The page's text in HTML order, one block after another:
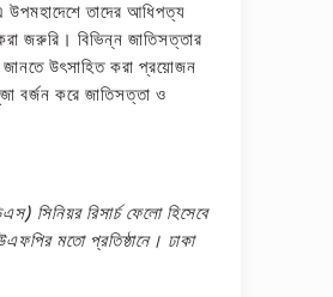
উপমহাদেশে তাদের আধিপত্য
জরুরি। বিভিন্ন জাতিসত্তার
জানতে উৎসাহিত করা প্রয়োজন
বর্জন করে জাতিসত্তা ও
সিনিয়র রিসার্চ ফেলো হিসেবে
মতো প্রতিষ্ঠানে। ঢাকা